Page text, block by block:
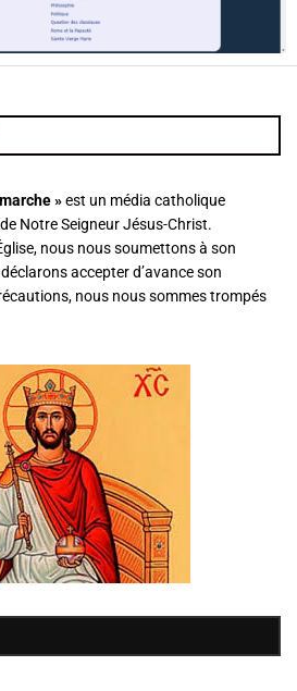
»est un média catholique
Notre Seigneur Jésus-Christ.
nous nous soumettons à son
accepter d’avance son
nous nous sommes trompés